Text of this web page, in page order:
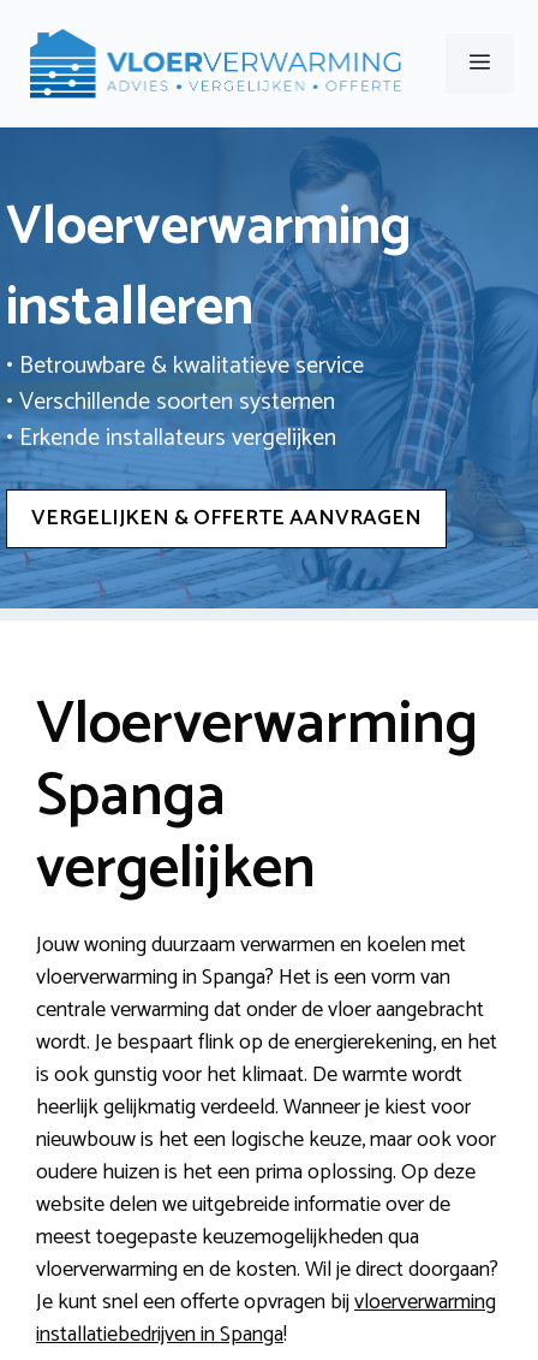
naar
Menu
Vloerverwarming
installeren
• Betrouwbare & kwalitatieve service
• Verschillende soorten systemen
• Erkende installateurs vergelijken
VERGELIJKEN & OFFERTE AANVRAGEN
Vloerverwarming
Spanga
vergelijken
Jouw woning duurzaam verwarmen en koelen met
vloerverwarming in Spanga? Het is een vorm van
centrale verwarming dat onder de vloer aangebracht
wordt. Je bespaart flink op de energierekening, en het
is ook gunstig voor het klimaat. De warmte wordt
heerlijk gelijkmatig verdeeld. Wanneer je kiest voor
nieuwbouw is het een logische keuze, maar ook voor
oudere huizen is het een prima oplossing. Op deze
website delen we uitgebreide informatie over de
meest toegepaste keuzemogelijkheden qua
vloerverwarming en de kosten. Wil je direct doorgaan?
Je kunt snel een offerte opvragen bijvloerverwarming
installatiebedrijven in Spanga!